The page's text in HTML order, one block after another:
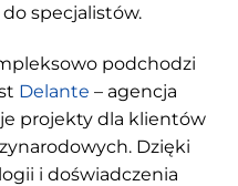
specjalistów.
podchodzi
Delante – agencja
projekty dla klientów
Dzięki
i doświadczenia